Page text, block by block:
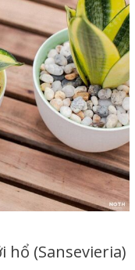
hổ (Sansevieria)